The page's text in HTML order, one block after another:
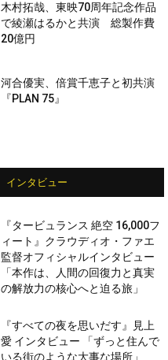
木村拓哉、東映70周年記念作品
で綾瀬はるかと共演 総製作費
20億円
河合優実、倍賞千恵子と初共演
『PLAN 75』
インタビュー
『タービュランス 絶空 16,000フ
ィート』クラウディオ・ファエ
監督オフィシャルインタビュー
「本作は、人間の回復力と真実
の解放力の核心へと迫る旅」
『すべての夜を思いだす』見上
愛 インタビュー 「ずっと住んで
いる街のような大事な場所」